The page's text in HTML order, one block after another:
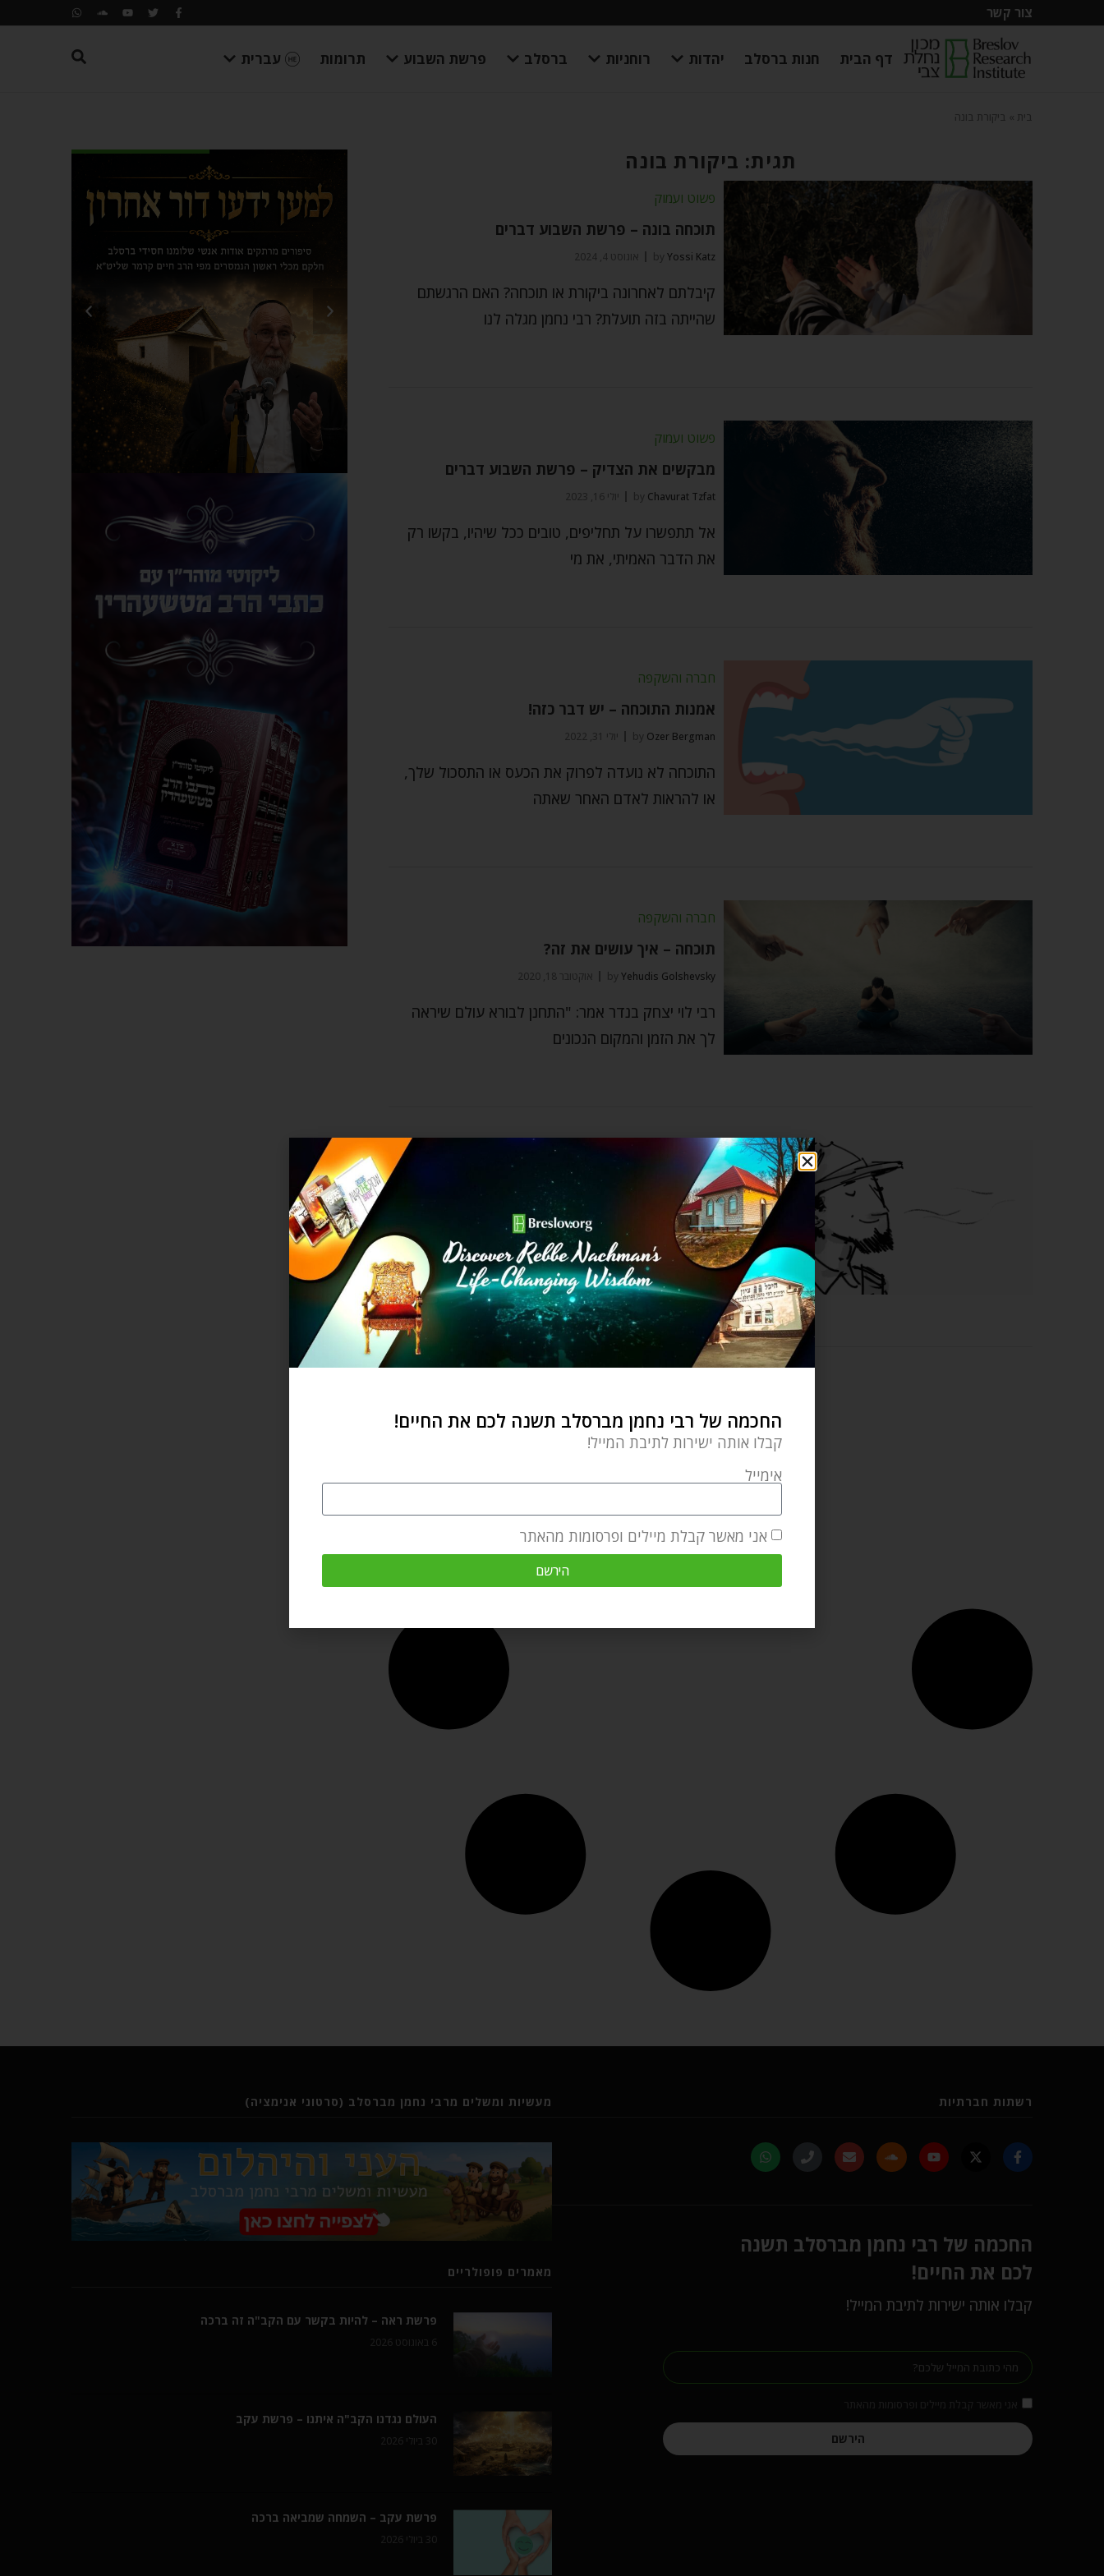
צור קשר
דף הבית חנות ברסלב יהדות רוחניות ברסלב פרשת השבוע תרומות עברית
בית ביקורת בונה
תגית: ביקורת בונה
פשוט ועמוק
תוכחה בונה – פרשת השבוע דברים
by Yossi Katz אוגוסט 4, 2024
קיבלתם לאחרונה ביקורת או תוכחה? האם הרגשתם
שהייתה בזה תועלת? רבי נחמן מגלה לנו
פשוט ועמוק
מבקשים את הצדיק – פרשת השבוע דברים
by Chavurat Tzfat יולי 16, 2023
אל תתפשרו על תחליפים, טובים ככל שיהיו, בקשו רק
את הדבר האמיתי, את מי
חברה והשקפה
אמנות התוכחה – יש דבר כזה!
by Ozer Bergman יולי 31, 2022
התוכחה לא נועדה לפרוק את הכעס או התסכול שלך,
או להראות לאדם האחר שאתה
חברה והשקפה
תוכחה – איך עושים את זה?
by Yehudis Golshevsky אוקטובר 18, 2020
רבי לוי יצחק בנדר אמר: "התחנן לבורא עולם שיראה
לך את הזמן והמקום הנכונים
חברה והשקפה
מריחים את זה?
Davy Dombrowsky
היום יותר מתמיד, ובמיוחד בתקופה של שלושת
השבועות, אנחנו צריכים לראות את תמרור ה'עצור'
רשתות חברתיות
החכמה של רבי נחמן מברסלב תשנה
לכם את החיים!
קבלו אותה ישירות לתיבת המייל!
הירשם
מעשיות ומשלים מרבי נחמן מברסלב (סרטוני אנימציה)
מאמרים פופולריים
פרשת ראה – להיות בקשר עם הקב"ה זה ברכה
העולם נגדנו הקב"ה איתנו – פרשת עקב
פרשת עקב – השמחה שמביאה ברכה
החכמה של רבי נחמן מברסלב תשנה לכם את החיים!
קבלו אותה ישירות לתיבת המייל!
אימייל
אני מאשר קבלת מיילים ופרסומות מהאתר
הירשם